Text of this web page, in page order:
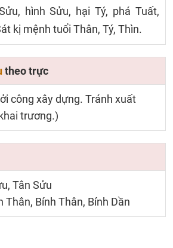
hình Sửu, hại Tý, phá Tuất,
kị mệnh tuổi Thân, Tý, Thìn.
theo trực
công xây dựng. Tránh xuất
trương.)
Tân Sửu
Thân, Bính Thân, Bính Dần